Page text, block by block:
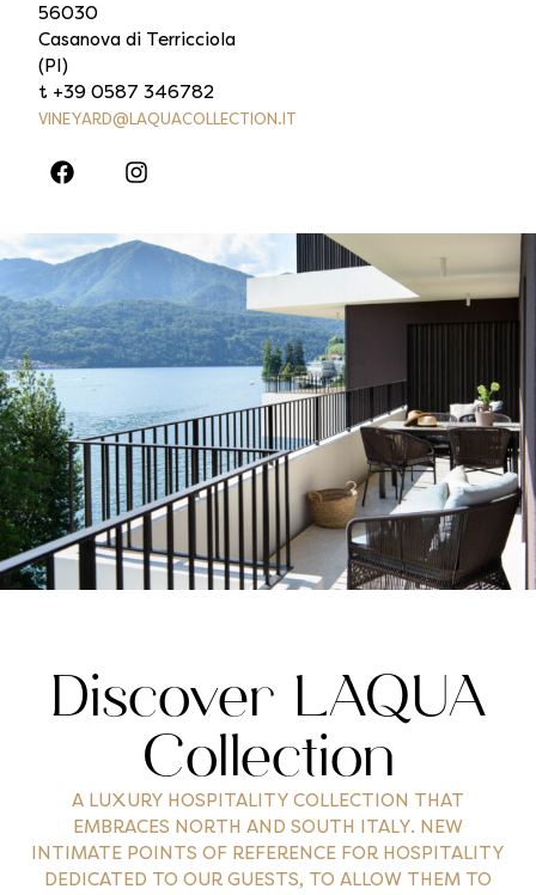
56030
Casanova di Terricciola
(PI)
t +39 0587 346782
VINEYARD@LAQUACOLLECTION.IT
Discover LAQUA
Collection
A LUXURY HOSPITALITY COLLECTION THAT
EMBRACES NORTH AND SOUTH ITALY. NEW
INTIMATE POINTS OF REFERENCE FOR HOSPITALITY
DEDICATED TO OUR GUESTS, TO ALLOW THEM TO